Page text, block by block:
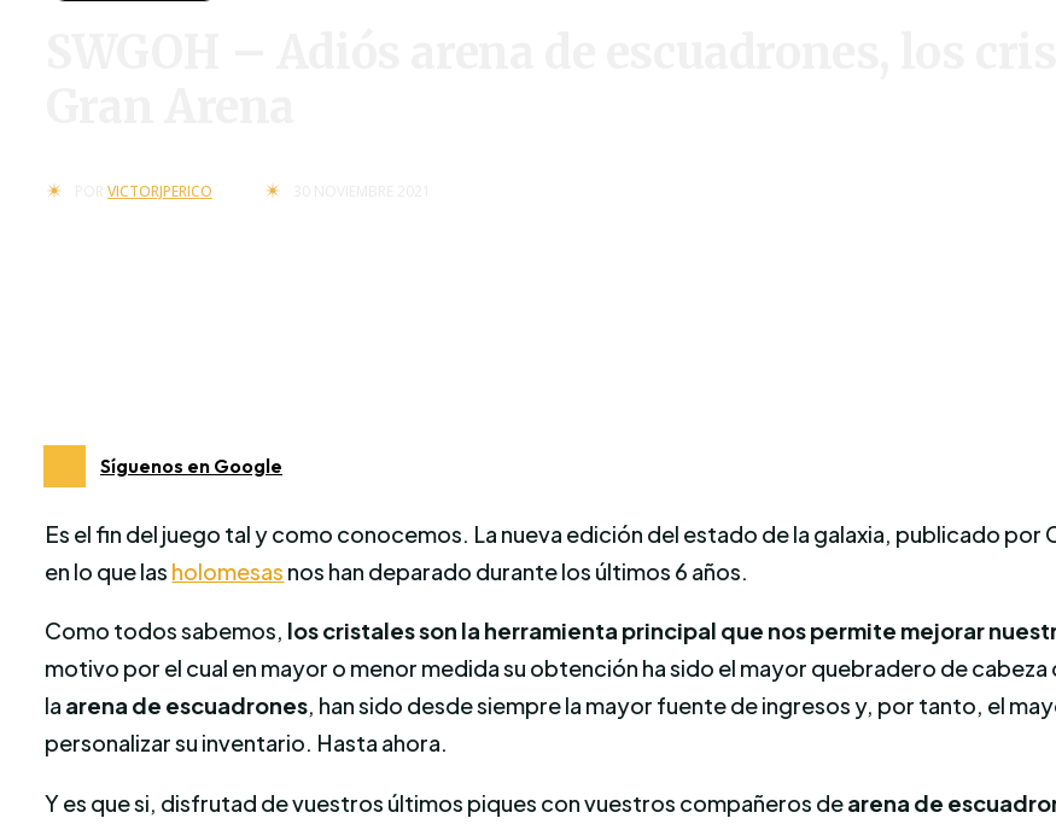
VICTORJPERICO
Síguenos en Google
Es el fin del juego tal y como conocemos. La nueva edición del estado de la galaxia, publicado por
en lo que las holomesas nos han deparado durante los últimos 6 años.
Como todos sabemos, los cristales son la herramienta principal que nos permite mejorar
motivo por el cual en mayor o menor medida su obtención ha sido el mayor quebradero de
la arena de escuadrones, han sido desde siempre la mayor fuente de ingresos y, por tanto, el
personalizar su inventario. Hasta ahora.
Y es que si, disfrutad de vuestros últimos piques con vuestros compañeros dearena de